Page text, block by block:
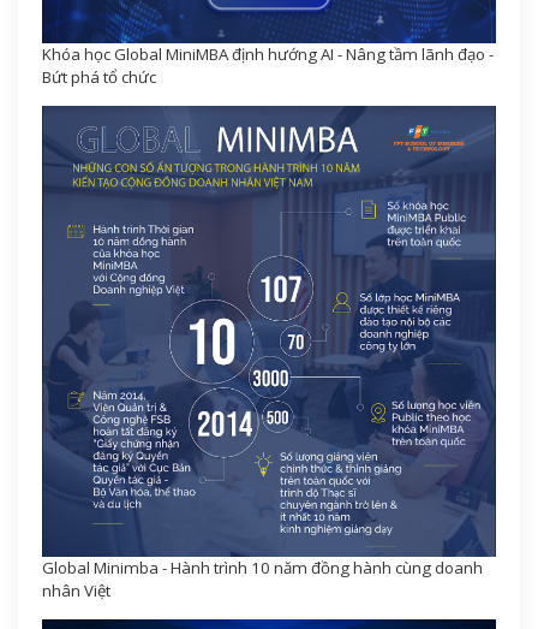
Khóa học Global MiniMBA định hướng AI - Nâng tầm lãnh đạo -
Bứt phá tổ chức
Global Minimba - Hành trình 10 năm đồng hành cùng doanh
nhân Việt